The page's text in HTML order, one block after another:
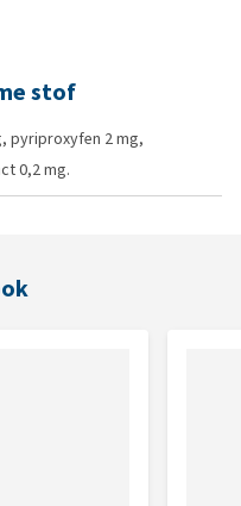
stof
pyriproxyfen 2 mg,
0,2 mg.